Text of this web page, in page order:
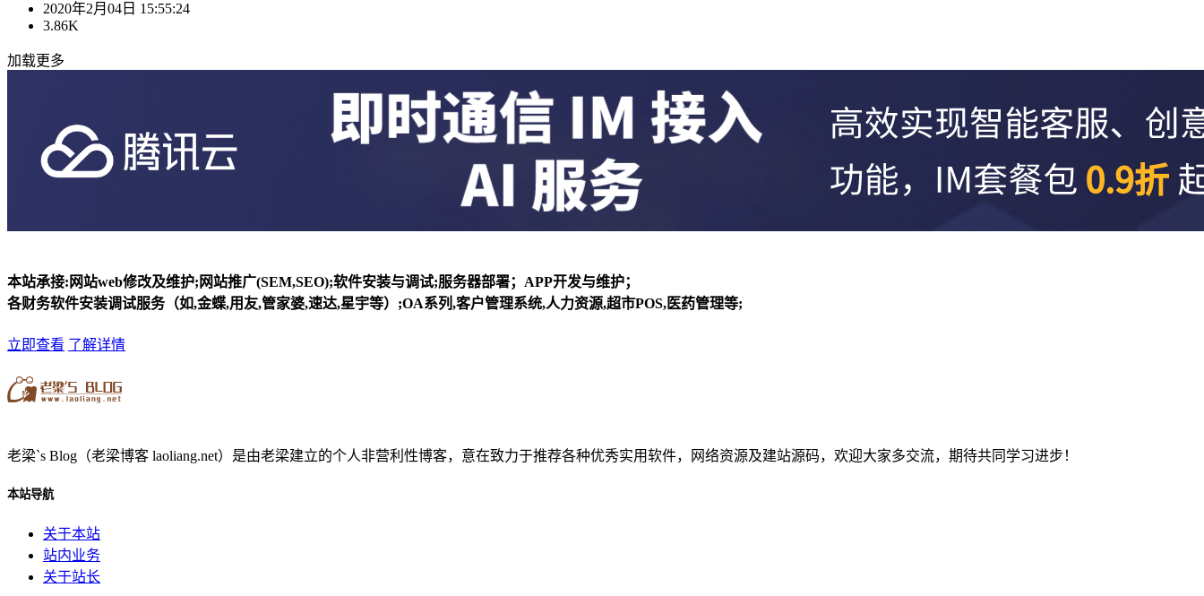
2020年2月04日 15:55:24
3.86K
加载更多
本站承接:网站web修改及维护;网站推广(SEM,SEO);软件安装与调试;服务器部署；APP开发与维护；
各财务软件安装调试服务（如,金蝶,用友,管家婆,速达,星宇等）;OA系列,客户管理系统,人力资源,超市POS,医药管理等;
立即查看 了解详情
老梁`s Blog（老梁博客 laoliang.net）是由老梁建立的个人非营利性博客，意在致力于推荐各种优秀实用软件，网络资源及建站源码，欢迎大家多交流，期待共同学习进步！
本站导航
关于本站
站内业务
关于站长